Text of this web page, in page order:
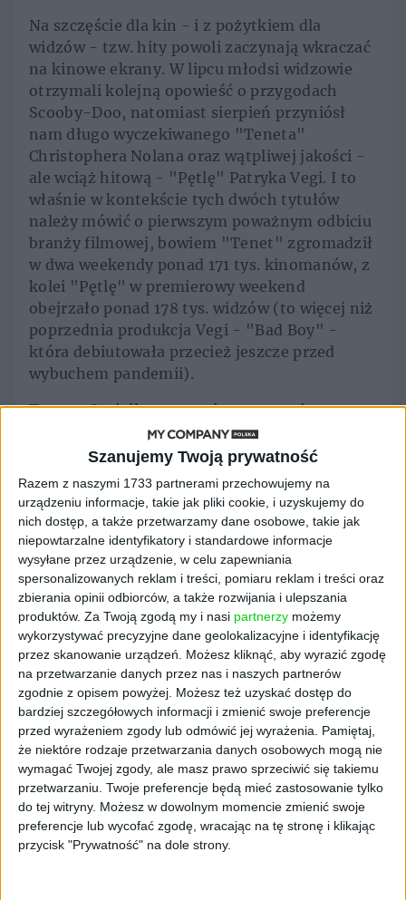
Szanujemy Twoją prywatność
Razem z naszymi 1733 partnerami przechowujemy na
urządzeniu informacje, takie jak pliki cookie, i uzyskujemy do
nich dostęp, a także przetwarzamy dane osobowe, takie jak
niepowtarzalne identyfikatory i standardowe informacje
wysyłane przez urządzenie, w celu zapewniania
spersonalizowanych reklam i treści, pomiaru reklam i treści oraz
zbierania opinii odbiorców, a także rozwijania i ulepszania
produktów. Za Twoją zgodą my i nasi partnerzy możemy
wykorzystywać precyzyjne dane geolokalizacyjne i identyfikację
przez skanowanie urządzeń. Możesz kliknąć, aby wyrazić zgodę
na przetwarzanie danych przez nas i naszych partnerów
zgodnie z opisem powyżej. Możesz też uzyskać dostęp do
bardziej szczegółowych informacji i zmienić swoje preferencje
przed wyrażeniem zgody lub odmówić jej wyrażenia. Pamiętaj,
że niektóre rodzaje przetwarzania danych osobowych mogą nie
wymagać Twojej zgody, ale masz prawo sprzeciwić się takiemu
przetwarzaniu. Twoje preferencje będą mieć zastosowanie tylko
do tej witryny. Możesz w dowolnym momencie zmienić swoje
preferencje lub wycofać zgodę, wracając na tę stronę i klikając
przycisk "Prywatność" na dole strony.
Na szczęście dla kin - i z pożytkiem dla
widzów - tzw. hity powoli zaczynają wkraczać
na kinowe ekrany. W lipcu młodsi widzowie
otrzymali kolejną opowieść o przygodach
Scooby-Doo, natomiast sierpień przyniósł
nam długo wyczekiwanego "Teneta"
Christophera Nolana oraz wątpliwej jakości -
ale wciąż hitową - "Pętlę" Patryka Vegi. I to
właśnie w kontekście tych dwóch tytułów
należy mówić o pierwszym poważnym odbiciu
branży filmowej, bowiem "Tenet" zgromadził
w dwa weekendy ponad 171 tys. kinomanów, z
kolei "Pętlę" w premierowy weekend
obejrzało ponad 178 tys. widzów (to więcej niż
poprzednia produkcja Vegi - "Bad Boy" -
która debiutowała przecież jeszcze przed
wybuchem pandemii).
Tomasz Jagiełło przyznał w rozmowie z
"Business Insider", że w sierpniu kina Helios
odwiedziło zaledwie 22 proc. widowni z
analogicznego miesiąca zeszłego roku,
natomiast we wrześniu może to już być ponad
30 proc. Jedno jest pewne - Polaków ciągnie
do kin, dlatego potrzebne są kolejne hity.
Niedługo na ekranach zagoszczą m.in.
aktorska wersja "Mulan", "25 lat niewinności.
Sprawa Tomka Komedy" czy - jeśli nic się nie
zmieni - kolejna część serii o agencie 007.
Należy przy tym pamiętać, że kina muszą
działać w określonym reżimie sanitarnym. -
Rygorystycznie przestrzegamy wszystkich
wytycznych sanitarnych. W mojej opinii kino
jest obecnie miejscem o wiele
bezpieczniejszym niż inne, które odwiedzamy
codziennie - przyznaje prezes Helios S.A.
Na ile kwestia bezpieczeństwa jest ważna dla
polskiego widza? Adam Siennica: - Ten aspekt